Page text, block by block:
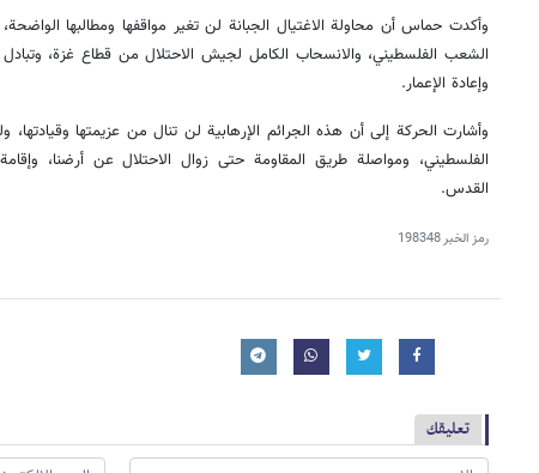
وأكدت حماس أن محاولة الاغتيال الجبانة لن تغير مواقفها ومطالبها
الشعب الفلسطيني، والانسحاب الكامل لجيش الاحتلال من قطاع غزة،
وإعادة الإعمار.
وأشارت الحركة إلى أن هذه الجرائم الإرهابية لن تنال من عزيمتها
الفلسطيني، ومواصلة طريق المقاومة حتى زوال الاحتلال عن أرضنا،
القدس.
رمز الخبر198348
تعليقك